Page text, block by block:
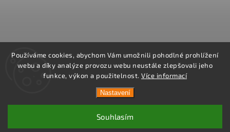
Používáme cookies, abychom Vám umožnili pohodlné prohlížení
webu a díky analýze provozu webu neustále zlepšovali jeho
funkce, výkon a použitelnost. Více informací
Nastavení
Souhlasím